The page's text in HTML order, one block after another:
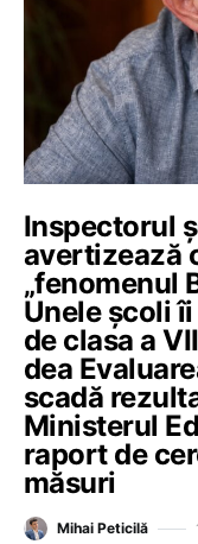
Inspectorul
avertizează
„fenomenul
Unele școli
de clasa a
dea
scadă
Ministerul
raport de
măsuri
Mihai Peticilă